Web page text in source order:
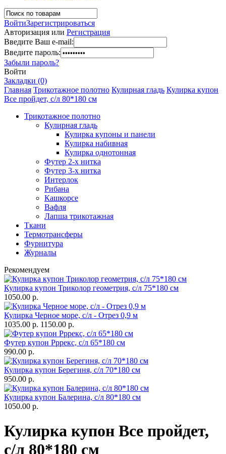
ВойтиЗарегистрироваться
Авторизация или Регистрация
Введите Ваш e-mail:
Введите пароль:
Забыли пароль?
Войти
Закладки (0)
Главная Трикотажное полотно Кулирная гладь Кулирка купон
Все пройдет, с/л 80*180 см
Трикотажное полотно
Кулирная гладь
Кулирка купоны и панели
Кулирка набивная
Кулирка однотонная
Футер 2-х нитка
Футер 3-х нитка
Интерлок
Рибана
Кашкорсе
Вафля
Лапша трикотажная
Ткани
Термотрансферы
Фурнитура
Журналы
Рекомендуем
Кулирка купон Триколор геометрия, с/л 75*180 см
1050.00 р.
Кулирка Черное море, с/л - Отрез 0,9 м
1035.00 р. 1150.00 р.
Футер купон Рррекс, с/л 65*180 см
990.00 р.
Кулирка купон Берегиня, с/л 70*180 см
950.00 р.
Кулирка купон Балерина, с/л 80*180 см
1050.00 р.
Кулирка купон Все пройдет,
с/л 80*180 см